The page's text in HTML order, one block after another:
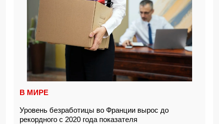
В МИРЕ
Уровень безработицы во Франции вырос до
рекордного с 2020 года показателя